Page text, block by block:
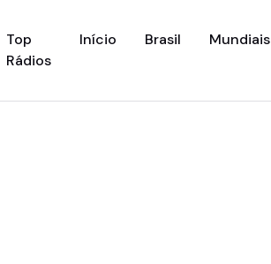
Top
Rádios
Início(current)
Brasil Mundiais